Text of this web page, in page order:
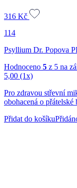
316 Kč
114
Psyllium Dr. Popova
Hodnoceno 5 z 5 na
5,00 (1x)
Pro zdravou střevní
obohacená o přátelské
Přidat do košíku